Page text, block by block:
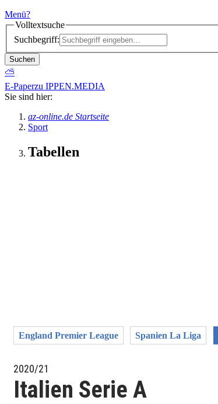
Menü?
Volltextsuche
Suchbegriff:
Suchen
⛅
E-Paperzu IPPEN.MEDIA
Sie sind hier:
az-online.de Startseite
Sport
Tabellen
England Premier League Spanien La Liga
2020/21
Italien Serie A